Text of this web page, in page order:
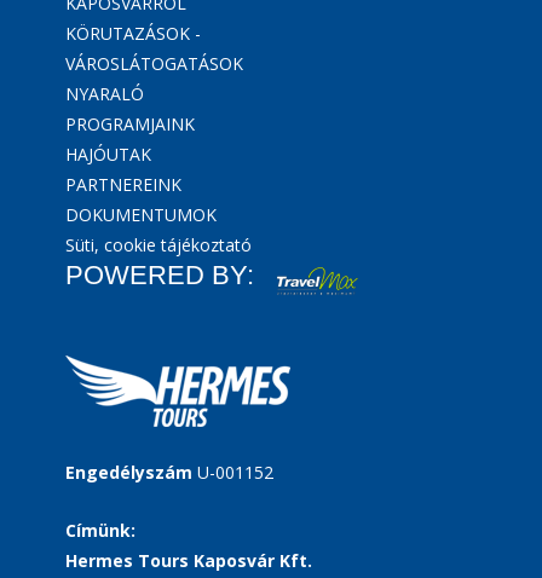
KÖRUTAZÁSOK -
VÁROSLÁTOGATÁSOK
NYARALÓ
PROGRAMJAINK
HAJÓUTAK
PARTNEREINK
DOKUMENTUMOK
Süti, cookie tájékoztató
POWERED BY:
Engedélyszám U-001152
Címünk:
Hermes Tours Kaposvár Kft.